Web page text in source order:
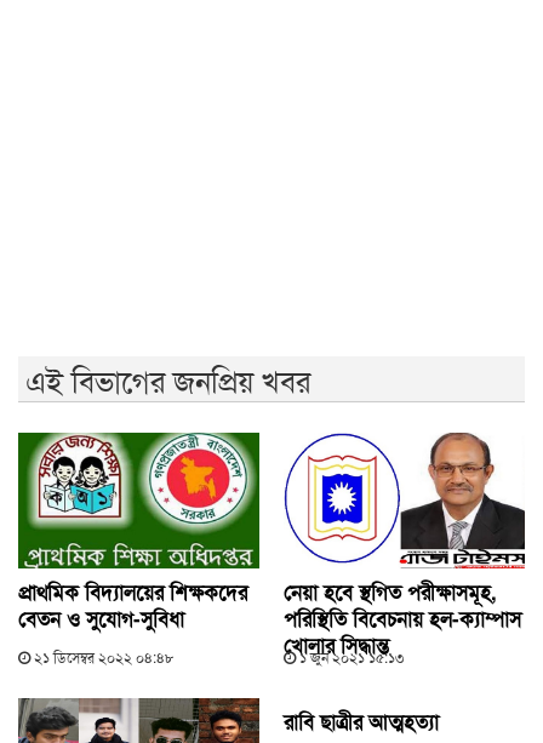
এই বিভাগের জনপ্রিয় খবর
প্রাথমিক বিদ্যালয়ের শিক্ষকদের
বেতন ও সুযোগ-সুবিধা
২১ ডিসেম্বর ২০২২ ০৪:৪৮
নেয়া হবে স্থগিত পরীক্ষাসমূহ,
পরিস্থিতি বিবেচনায় হল-ক্যাম্পাস
খোলার সিদ্ধান্ত
১ জুন ২০২১ ১৫:১৩
রাবি ছাত্রীর আত্মহত্যা